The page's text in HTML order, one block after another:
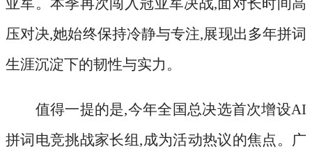
压对决,她始终保持冷静与专注,展现出多年拼词
生涯沉淀下的韧性与实力。
值得一提的是,今年全国总决选首次增设AI
拼词电竞挑战家长组,成为活动热议的焦点。广